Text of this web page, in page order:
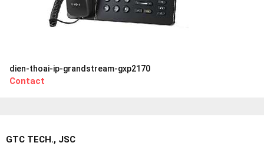
dien-thoai-ip-grandstream-gxp2170
Contact
GTC TECH., JSC